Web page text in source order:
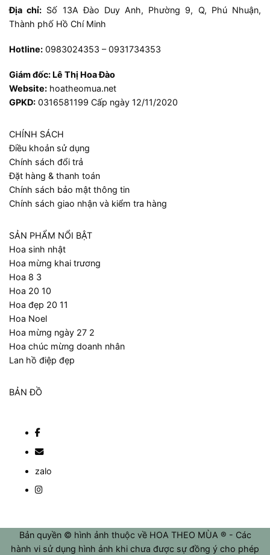
Địa chỉ: Số 13A Đào Duy Anh, Phường 9, Q, Phú Nhuận,
Thành phố Hồ Chí Minh
Hotline: 0983024353 – 0931734353
Giám đốc: Lê Thị Hoa Đào
Website: hoatheomua.net
GPKD: 0316581199 Cấp ngày 12/11/2020
CHÍNH SÁCH
Điều khoản sử dụng
Chính sách đổi trả
Đặt hàng & thanh toán
Chính sách bảo mật thông tin
Chính sách giao nhận và kiểm tra hàng
SẢN PHẨM NỔI BẬT
Hoa sinh nhật
Hoa mừng khai trương
Hoa 8 3
Hoa 20 10
Hoa đẹp 20 11
Hoa Noel
Hoa mừng ngày 27 2
Hoa chúc mừng doanh nhân
Lan hồ điệp đẹp
BẢN ĐỒ
zalo
Bản quyền © hình ảnh thuộc về HOA THEO MÙA ® - Các
hành vi sử dụng hình ảnh khi chưa được sự đồng ý cho phép